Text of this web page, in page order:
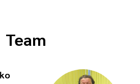
Team